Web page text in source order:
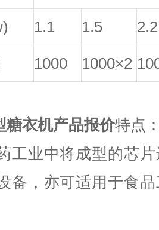
1.1 1.5 2.2
1000 1000×2
糖衣机产品报价特点
工业中将成型的芯
备，亦可适用于食